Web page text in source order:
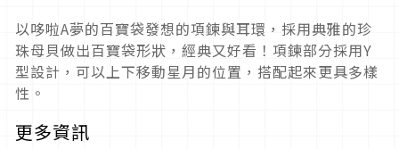
以哆啦A夢的百寶袋發想的項鍊與耳環，採用典雅的珍
珠母貝做出百寶袋形狀，經典又好看！項鍊部分採用Y
型設計，可以上下移動星月的位置，搭配起來更具多樣
性。
更多資訊